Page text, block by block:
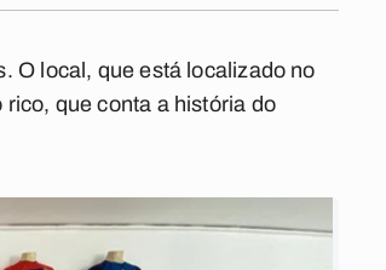
O local, que está localizado no
que conta a história do